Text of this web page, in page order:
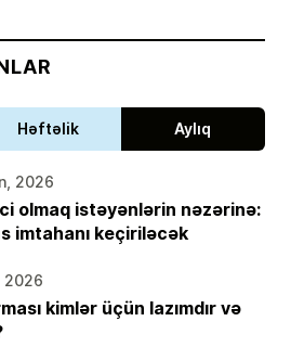
Həftəlik Aylıq
2026
olmaq istəyənlərin nəzərinə:
imtahanı keçiriləcək
2026
kimlər üçün lazımdır və